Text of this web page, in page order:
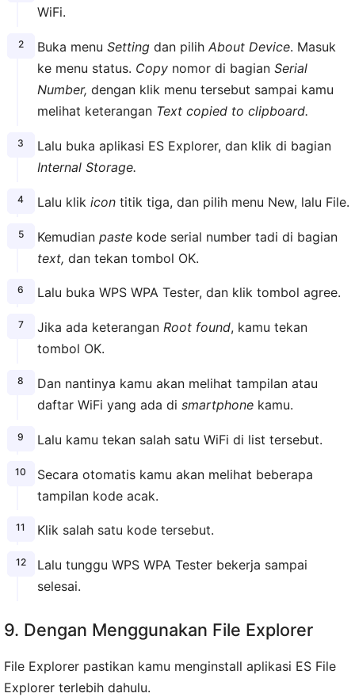
WiFi.
Buka menu Settingdan pilih About Device. Masuk
ke menu status. Copynomor di bagianSerial
Number, dengan klik menu tersebut sampai kamu
melihat keterangan Text copied to clipboard.
Lalu buka aplikasi ES Explorer, dan klik di bagian
Internal Storage.
Lalu klik icontitik tiga, dan pilih menu New, lalu File.
Kemudian pastekode serial number tadi di bagian
text, dan tekan tombol OK.
Lalu buka WPS WPA Tester, dan klik tombol agree.
Jika ada keterangan Root found, kamu tekan
tombol OK.
Dan nantinya kamu akan melihat tampilan atau
daftar WiFi yang ada di smartphonekamu.
Lalu kamu tekan salah satu WiFi di list tersebut.
Secara otomatis kamu akan melihat beberapa
tampilan kode acak.
Klik salah satu kode tersebut.
Lalu tunggu WPS WPA Tester bekerja sampai
selesai.
9. Dengan Menggunakan File Explorer
File Explorer pastikan kamu menginstall aplikasi ES File
Explorer terlebih dahulu.